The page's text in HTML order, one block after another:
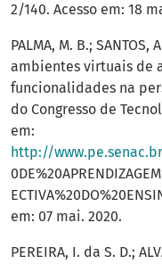
2/140. Acesso em: 18
PALMA, M. B.;
ambientes virtuais de
funcionalidades na
do Congresso de
em:
http://www.pe.senac.br/cte/senac2019/pdf/
em: 07 mai. 2020.
PEREIRA, I. da S. D.;